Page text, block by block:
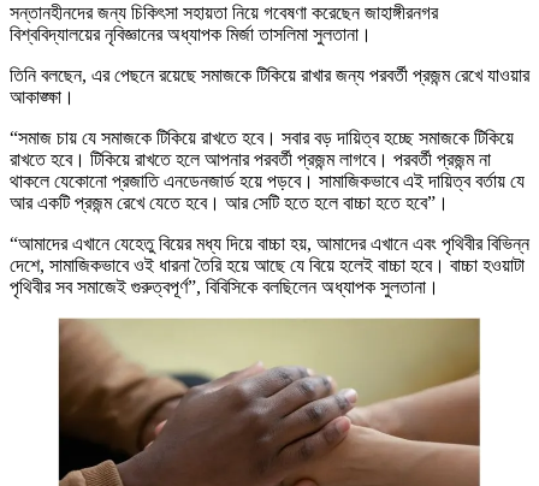
সন্তানহীনদের জন্য চিকিৎসা সহায়তা নিয়ে গবেষণা করেছেন জাহাঙ্গীরনগর
বিশ্ববিদ্যালয়ের নৃবিজ্ঞানের অধ্যাপক মির্জা তাসলিমা সুলতানা।
তিনি বলছেন, এর পেছনে রয়েছে সমাজকে টিকিয়ে রাখার জন্য পরবর্তী প্রজন্ম রেখে যাওয়ার
আকাঙ্ক্ষা।
“সমাজ চায় যে সমাজকে টিকিয়ে রাখতে হবে। সবার বড় দায়িত্ব হচ্ছে সমাজকে টিকিয়ে
রাখতে হবে। টিকিয়ে রাখতে হলে আপনার পরবর্তী প্রজন্ম লাগবে। পরবর্তী প্রজন্ম না
থাকলে যেকোনো প্রজাতি এনডেনজার্ড হয়ে পড়বে। সামাজিকভাবে এই দায়িত্ব বর্তায় যে
আর একটি প্রজন্ম রেখে যেতে হবে। আর সেটি হতে হলে বাচ্চা হতে হবে”।
“আমাদের এখানে যেহেতু বিয়ের মধ্য দিয়ে বাচ্চা হয়, আমাদের এখানে এবং পৃথিবীর বিভিন্ন
দেশে, সামাজিকভাবে ওই ধারনা তৈরি হয়ে আছে যে বিয়ে হলেই বাচ্চা হবে। বাচ্চা হওয়াটা
পৃথিবীর সব সমাজেই গুরুত্বপূর্ণ”, বিবিসিকে বলছিলেন অধ্যাপক সুলতানা।